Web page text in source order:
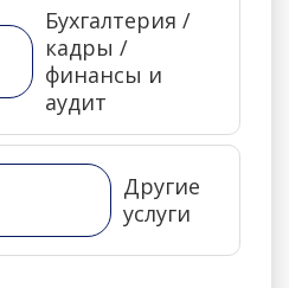
Бухгалтерия /
кадры /
финансы и
аудит
Другие
услуги